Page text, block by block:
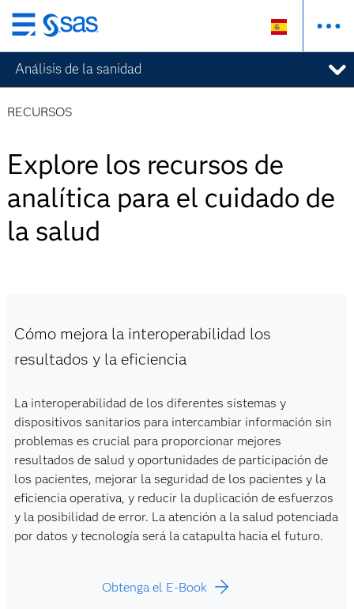
Ir
al
contenido
principal
Análisis de la sanidad
RECURSOS
Explore los recursos de
analítica para el cuidado de
la salud
Cómo mejora la interoperabilidad los
resultados y la eficiencia
La interoperabilidad de los diferentes sistemas y
dispositivos sanitarios para intercambiar información sin
problemas es crucial para proporcionar mejores
resultados de salud y oportunidades de participación de
los pacientes, mejorar la seguridad de los pacientes y la
eficiencia operativa, y reducir la duplicación de esfuerzos
y la posibilidad de error. La atención a la salud potenciada
por datos y tecnología será la catapulta hacia el futuro.
Obtenga el E-Book